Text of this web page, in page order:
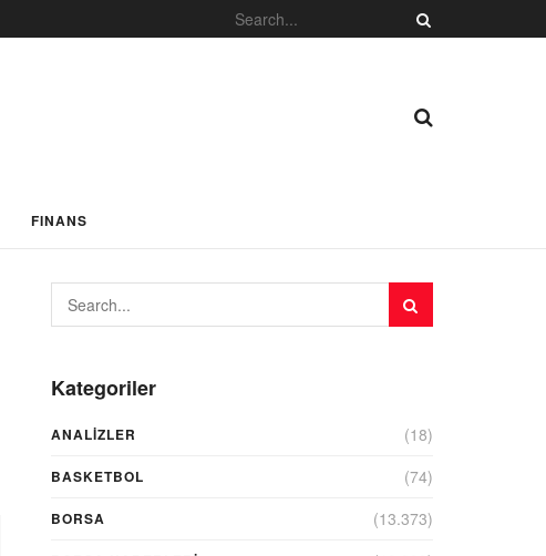
FINANS
Kategoriler
ANALIZLER (18)
BASKETBOL (74)
BORSA (13.373)